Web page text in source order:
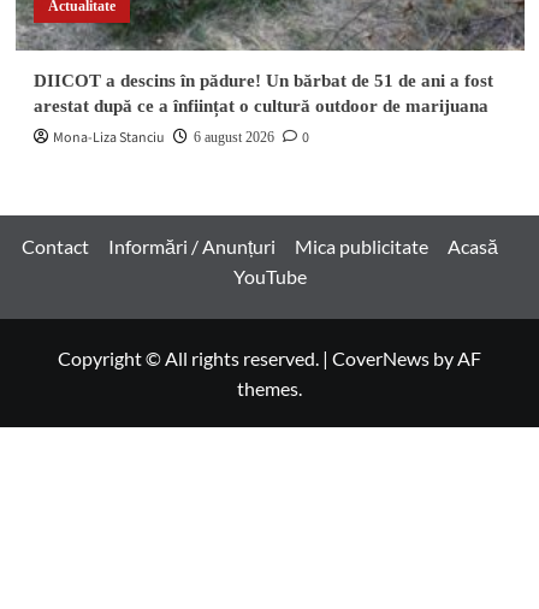
Actualitate
DIICOT a descins în pădure! Un bărbat de 51 de ani a fost
arestat după ce a înființat o cultură outdoor de marijuana
Mona-Liza Stanciu 6 august 2026 0
Contact Informări / Anunțuri Mica publicitate
Acasă
YouTube
Copyright © All rights reserved. | CoverNews by AF
themes.